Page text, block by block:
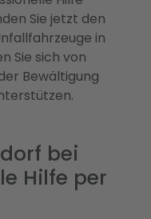
Sie jetzt den
in
Sie sich von
Bewältigung
bei
Hilfe per